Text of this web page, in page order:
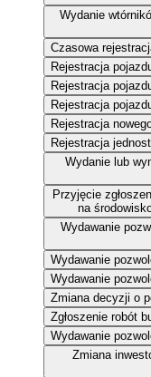
Wydanie
Czasowa
Rejestracja
Rejestracja
Rejestracja
Rejestracja
Rejestracja
Wydanie lub
Przyjęcie
na
Wydawanie
Wydawanie
Wydawanie
Zmiana decyzji o
Zgłoszenie robót
Wydawanie
Zmiana